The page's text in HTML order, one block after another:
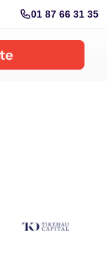
01 87 66 31 35